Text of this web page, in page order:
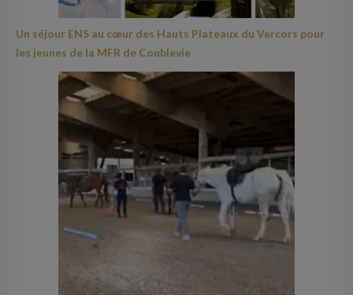
Un séjour ENS au cœur des Hauts Plateaux du Vercors pour
les jeunes de la MFR de Coublevie